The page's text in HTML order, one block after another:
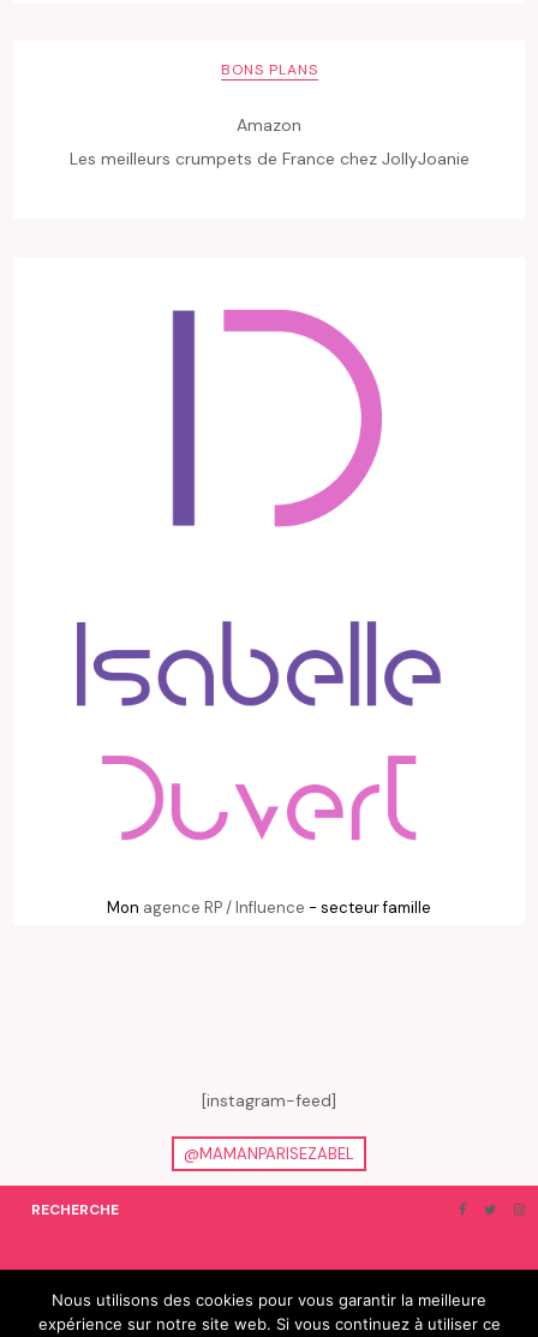
BONS PLANS
Amazon
Les meilleurs crumpets de France chez JollyJoanie
Mon agence RP / Influence - secteur famille
[instagram-feed]
@MAMANPARISEZABEL
RECHERCHE
ON EN PARLE… BLOGROLL
Nous utilisons des cookies pour vous garantir la meilleure
expérience sur notre site web. Si vous continuez à utiliser ce